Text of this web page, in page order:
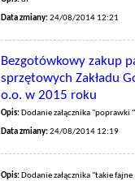
Data zmiany:24/08/2014 12:21
Bezgotówkowy zakup
sprzętowych Zakładu
o.o. w 2015 roku
Opis: Dodanie załącznika "poprawki "
Data zmiany:24/08/2014 12:19
Opis: Dodanie załącznika "takie fajne